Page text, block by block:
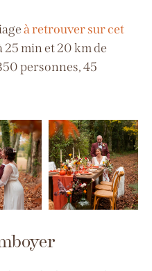
à retrouver sur cet
min et 20 km de
personnes, 45